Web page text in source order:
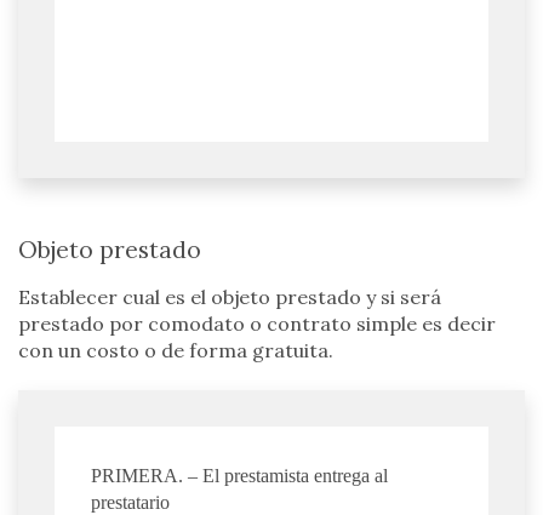
Objeto prestado
Establecer cual es el objeto prestado y si será
prestado por comodato o contrato simple es decir
con un costo o de forma gratuita.
PRIMERA. – El prestamista entrega al
prestatario